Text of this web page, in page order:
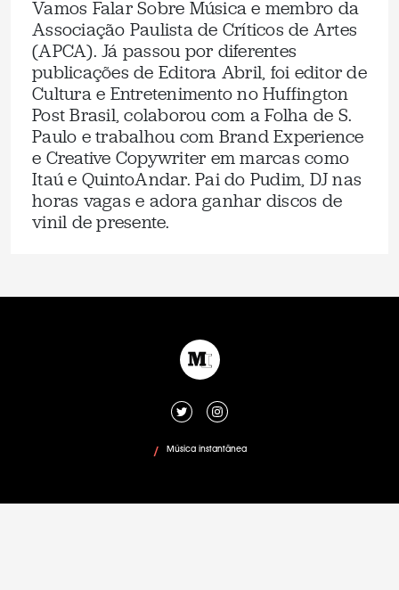
Vamos Falar Sobre Música e membro da
Associação Paulista de Críticos de Artes
(APCA). Já passou por diferentes
publicações de Editora Abril, foi editor de
Cultura e Entretenimento no Huffington
Post Brasil, colaborou com a Folha de S.
Paulo e trabalhou com Brand Experience
e Creative Copywriter em marcas como
Itaú e QuintoAndar. Pai do Pudim, DJ nas
horas vagas e adora ganhar discos de
vinil de presente.
/ Música instantânea